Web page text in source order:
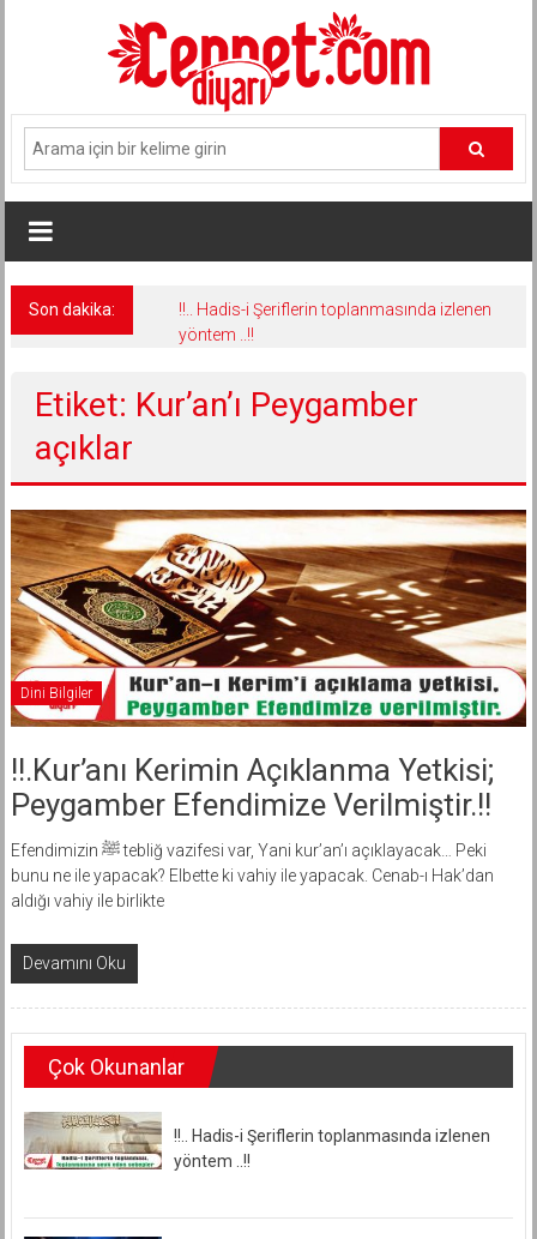
Son dakika:
!!.. Hadis-i Şeriflerin toplanmasında izlenen
yöntem ..!!
Etiket: Kur’an’ı Peygamber
açıklar
Dini Bilgiler
!!.Kur’anı Kerimin Açıklanma Yetkisi;
Peygamber Efendimize Verilmiştir.!!
Efendimizin ﷺ tebliğ vazifesi var, Yani kur’an’ı açıklayacak… Peki
bunu ne ile yapacak? Elbette ki vahiy ile yapacak. Cenab-ı Hak’dan
aldığı vahiy ile birlikte
Devamını Oku
Çok Okunanlar
!!.. Hadis-i Şeriflerin toplanmasında izlenen
yöntem ..!!